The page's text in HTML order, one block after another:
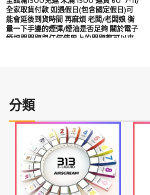
全家取貨付款 如遇假日(包含國定假日)可
能會延後到貨時間 再麻煩 老闆/老闆娘 衡
量一下手邊的煙彈/煙油是否足夠 關於電子
煙相關問題與任何使用上的問題都可以來
分類